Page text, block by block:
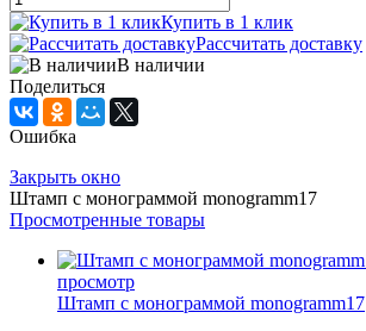
Купить в 1 клик
Рассчитать доставку
В наличии
Поделиться
Ошибка
Закрыть окно
Штамп с монограммой monogramm17
Просмотренные товары
просмотр
Штамп с монограммой monogramm17